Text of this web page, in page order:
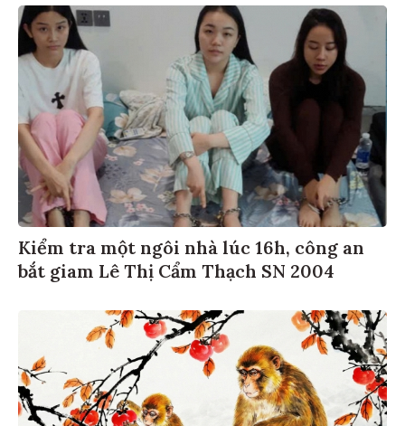
Kiểm tra một ngôi nhà lúc 16h, công an
bắt giam Lê Thị Cẩm Thạch SN 2004